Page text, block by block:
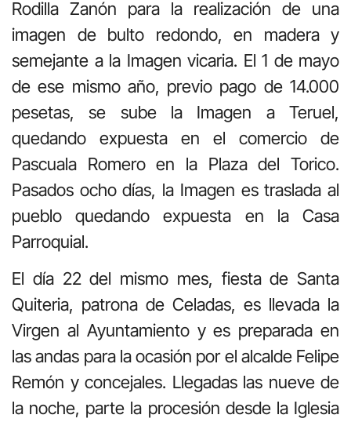
Rodilla Zanón para la realización de una
imagen de bulto redondo, en madera y
semejante a la Imagen vicaria. El 1 de mayo
de ese mismo año, previo pago de 14.000
pesetas, se sube la Imagen a Teruel,
quedando expuesta en el comercio de
Pascuala Romero en la Plaza del Torico.
Pasados ocho días, la Imagen es traslada al
pueblo quedando expuesta en la Casa
Parroquial.
El día 22 del mismo mes, fiesta de Santa
Quiteria, patrona de Celadas, es llevada la
Virgen al Ayuntamiento y es preparada en
las andas para la ocasión por el alcalde Felipe
Remón y concejales. Llegadas las nueve de
la noche, parte la procesión desde la Iglesia